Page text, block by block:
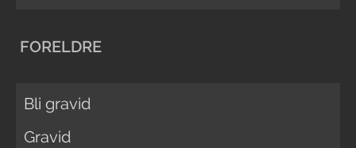
FORELDRE
Bli gravid
Gravid